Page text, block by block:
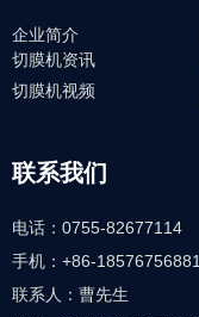
联系我们
电话：0755-82677114
手机：+86-18576756881
联系人：曹先生
企业简介
切膜机资讯
切膜机视频